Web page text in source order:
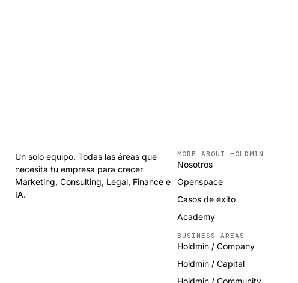
Un solo equipo. Todas las áreas que
necesita tu empresa para crecer
Marketing, Consulting, Legal, Finance e
IA.
MORE ABOUT HOLDMIN
Nosotros
Openspace
Casos de éxito
Academy
BUSINESS AREAS
Holdmin / Company
Holdmin / Capital
Holdmin / Community